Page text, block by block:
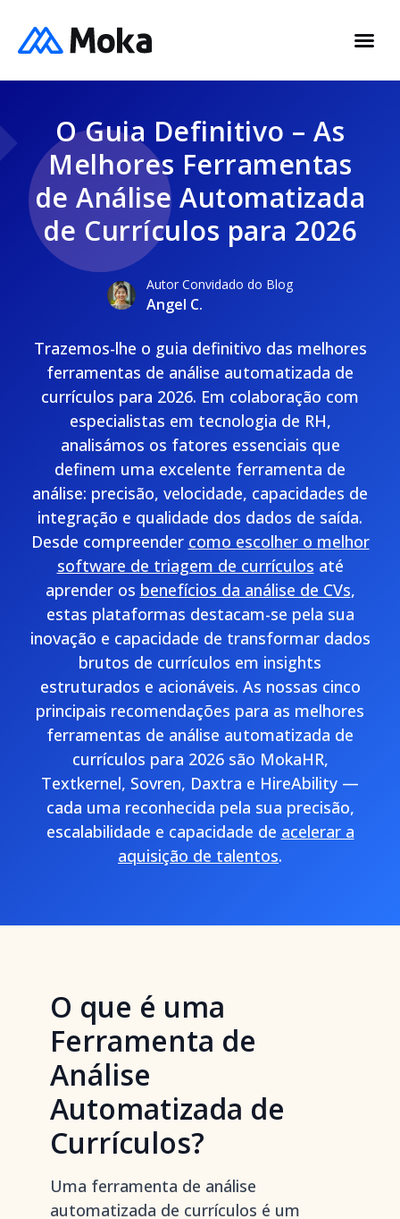
O Guia Definitivo – As
Melhores Ferramentas
de Análise Automatizada
de Currículos para 2026
Autor Convidado do Blog
Angel C.
Trazemos-lhe o guia definitivo das melhores
ferramentas de análise automatizada de
currículos para 2026. Em colaboração com
especialistas em tecnologia de RH,
analisámos os fatores essenciais que
definem uma excelente ferramenta de
análise: precisão, velocidade, capacidades de
integração e qualidade dos dados de saída.
Desde compreender como escolher o melhor
software de triagem de currículos até
aprender os benefícios da análise de CVs,
estas plataformas destacam-se pela sua
inovação e capacidade de transformar dados
brutos de currículos em insights
estruturados e acionáveis. As nossas cinco
principais recomendações para as melhores
ferramentas de análise automatizada de
currículos para 2026 são MokaHR,
Textkernel, Sovren, Daxtra e HireAbility —
cada uma reconhecida pela sua precisão,
escalabilidade e capacidade de acelerar a
aquisição de talentos.
O que é uma
Ferramenta de
Análise
Automatizada de
Currículos?
Uma ferramenta de análise
automatizada de currículos é um